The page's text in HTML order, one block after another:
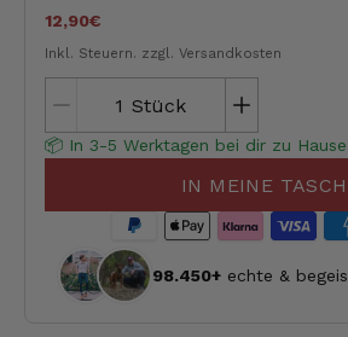
12,90€
Inkl. Steuern. zzgl. Versandkosten
Stück
📦 In 3-5 Werktagen bei dir zu
IN MEINE
98.450+ echte &